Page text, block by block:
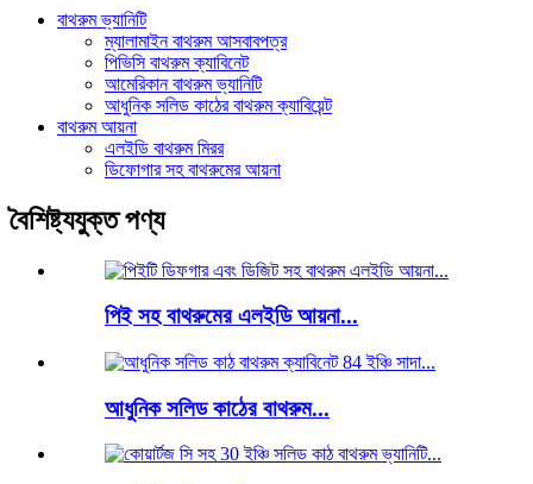
বাথরুম ভ্যানিটি
ম্যালামাইন বাথরুম আসবাবপত্র
পিভিসি বাথরুম ক্যাবিনেট
আমেরিকান বাথরুম ভ্যানিটি
আধুনিক সলিড কাঠের বাথরুম ক্যাবিয়েন্ট
বাথরুম আয়না
এলইডি বাথরুম মিরর
ডিফোগার সহ বাথরুমের আয়না
বৈশিষ্ট্যযুক্ত পণ্য
পিই সহ বাথরুমের এলইডি আয়না...
আধুনিক সলিড কাঠের বাথরুম...